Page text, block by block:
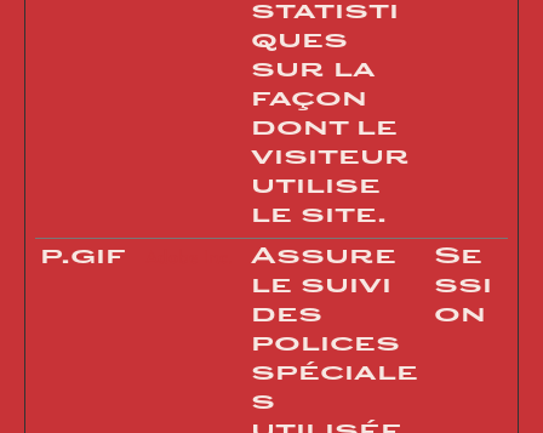
statisti
ques
sur la
façon
dont le
visiteur
utilise
le site.
p.gif
Assure
le suivi
des
polices
spéciale
s
Se
ssi
on